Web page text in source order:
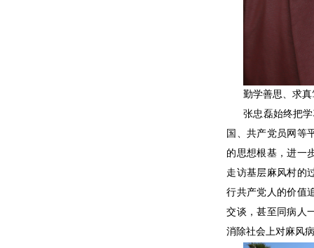
勤学善思、求
张忠磊始终把
国、共产党员网等
的思想根基，进一
走访基层麻风村的
行共产党人的价值
交谈，甚至同病人
消除社会上对麻风